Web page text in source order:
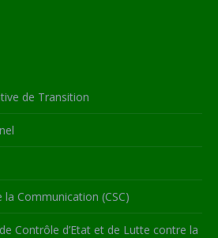
de Transition
la Communication (CSC)
Contrôle d’Etat et de Lutte contre la